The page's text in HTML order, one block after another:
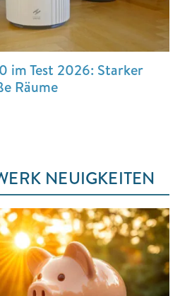
im Test 2026: Starker
Räume
NEUIGKEITEN